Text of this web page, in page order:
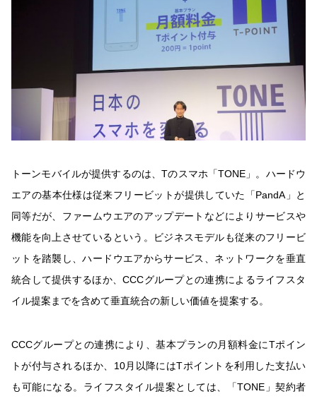
トーンモバイルが提供するのは、Tのスマホ「TONE」。ハードウ
エアの基本仕様は従来フリービットが提供していた「PandA」と
同等だが、ファームウエアのアップデートなどによりサービスや
機能を向上させているという。ビジネスモデルも従来のフリービ
ットを踏襲し、ハードウエアからサービス、ネットワークを垂直
統合して提供するほか、CCCグループとの連携によるライフスタ
イル提案までを含めて垂直統合の新しい価値を提案する。
CCCグループとの連携により、基本プランの月額料金にTポイン
トが付与されるほか、10月以降にはTポイントを利用した支払い
も可能になる。ライフスタイル提案としては、「TONE」契約者